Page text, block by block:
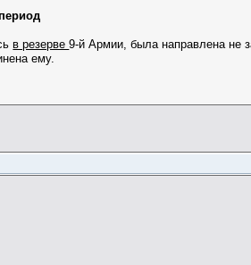
в резерве9-й Армии, была направлена не
ему.